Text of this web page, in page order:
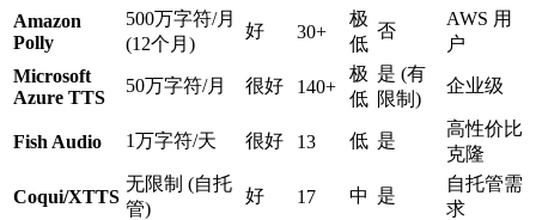
Amazon
Polly
500万字符/月
(12个月)
好 30+
极
低
否
AWS 用
户
Microsoft
Azure TTS
50万字符/月 很好 140+
极
低
是 (有
限制)
企业级
Fish Audio 1万字符/天 很好 13 低 是
高性价比
克隆
Coqui/XTTS
无限制 (自托
管)
好 17 中 是
自托管需
求